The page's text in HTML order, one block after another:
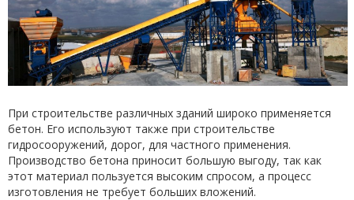
При строительстве различных зданий широко применяется
бетон. Его используют также при строительстве
гидросооружений, дорог, для частного применения.
Производство бетона приносит большую выгоду, так как
этот материал пользуется высоким спросом, а процесс
изготовления не требует больших вложений.